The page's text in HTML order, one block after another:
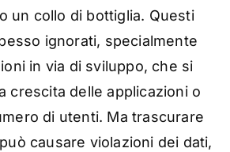
un collo di bottiglia. Questi
ignorati, specialmente
in via di sviluppo, che si
crescita delle applicazioni o
di utenti. Ma trascurare
causare violazioni dei dati,